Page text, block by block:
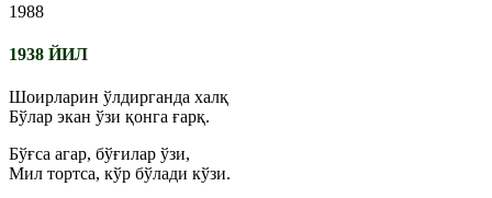
1988
1938 ЙИЛ
Шоирларин ўлдирганда халқ
Бўлар экан ўзи қонга ғарқ.
Бўғса агар, бўғилар ўзи,
Мил тортса, кўр бўлади кўзи.